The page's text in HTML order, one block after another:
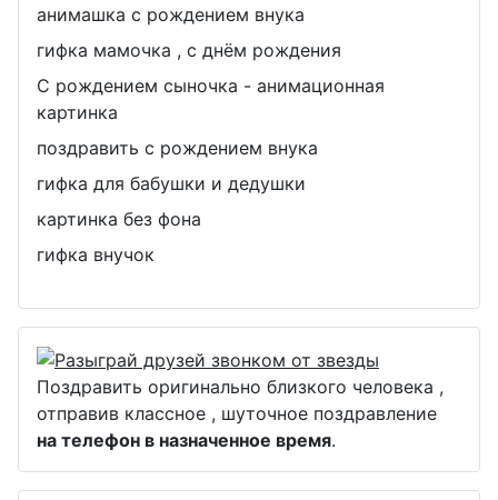
анимашка с рождением внука
гифка мамочка , с днём рождения
С рождением сыночка - анимационная
картинка
поздравить с рождением внука
гифка для бабушки и дедушки
картинка без фона
гифка внучок
Поздравить оригинально близкого человека ,
отправив классное , шуточное поздравление
на телефон в назначенное время.